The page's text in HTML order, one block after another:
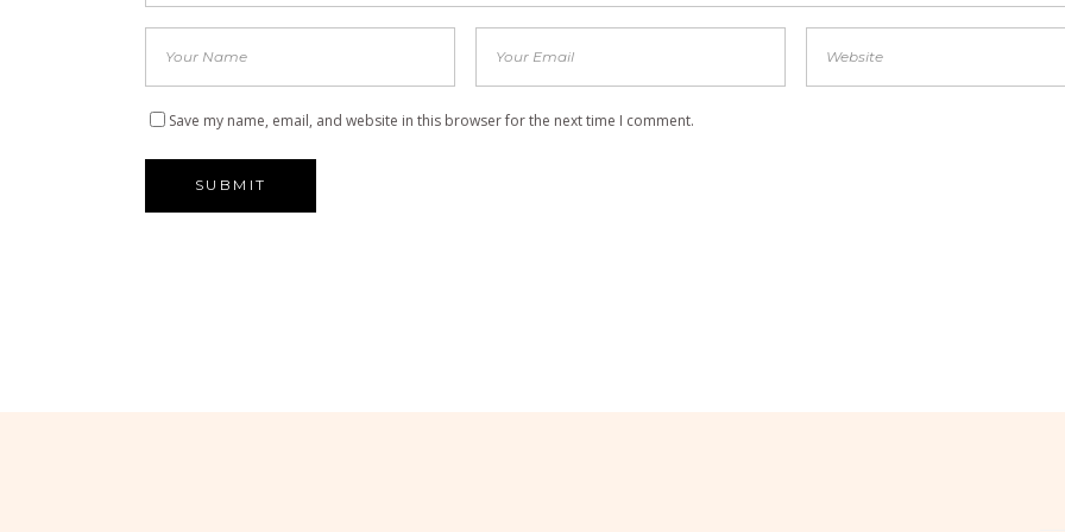
Save my name, email, and website in this browser for the next time I comment.